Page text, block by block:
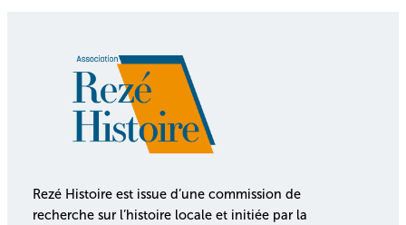
Rezé Histoire est issue d’une commission de
recherche sur l’histoire locale et initiée par la